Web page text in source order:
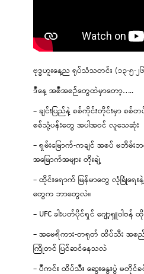
ဗုဒ္ဓဟူးနေ့ည ရုပ်သံသတင်း (၁၃-၅-၂
ဒီနေ့ အစီအစဉ်တွေထဲမှာတော့…..
– ချင်းပြည်နဲ့ စစ်ကိုင်းတိုင်းမှာ စ
စစ်သုံ့ပန်းတွေ အပါအဝင် လူသေဆုံး
– ရှမ်းမြောက်-ကချင် အစပ် မဘိမ်
အမြောက်အများ တိုးချဲ့
– ထိုင်းရောက် မြန်မာတွေ လုံခြုံ
တွေက ဘာတွေလဲ။
– UFC ခါးပတ်ပိုင်ရှင် ဂျော့ရှူဝါဗ
– အမေရိကား-တရုတ် ထိပ်သီး အစ
ကြိုတင် ပြင်ဆင်နေသလဲ
– ပီကင်း ထိပ်သီး ဆွေးနွေးပွဲ မတို